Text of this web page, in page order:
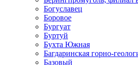
Богуславец
Боровое
Бургуат
Буртуй
Бухта Южная
Багдаринская горно-
Базовый